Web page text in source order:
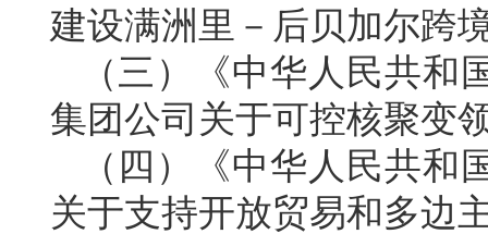
建设满洲里－后贝加尔跨
（三）《中华人民共
集团公司关于可控核聚变
（四）《中华人民共
关于支持开放贸易和多边